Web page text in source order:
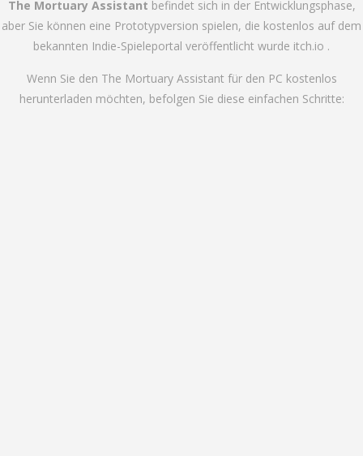
The Mortuary Assistant befindet sich in der Entwicklungsphase,
aber Sie können eine Prototypversion spielen, die kostenlos auf dem
bekannten Indie-Spieleportal veröffentlicht wurde itch.io .
Wenn Sie den The Mortuary Assistant für den PC kostenlos
herunterladen möchten, befolgen Sie diese einfachen Schritte: